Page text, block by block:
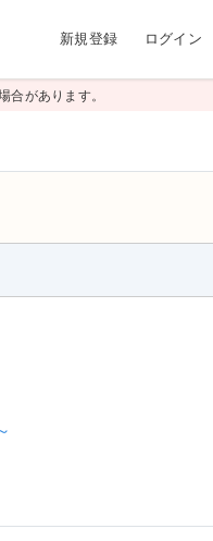
新規登録 ログイン
があります。